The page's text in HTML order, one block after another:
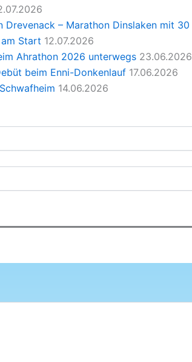
Drevenack – Marathon Dinslaken mit 30
Start 12.07.2026
Ahrathon 2026 unterwegs 23.06.2026
beim Enni-Donkenlauf 17.06.2026
14.06.2026